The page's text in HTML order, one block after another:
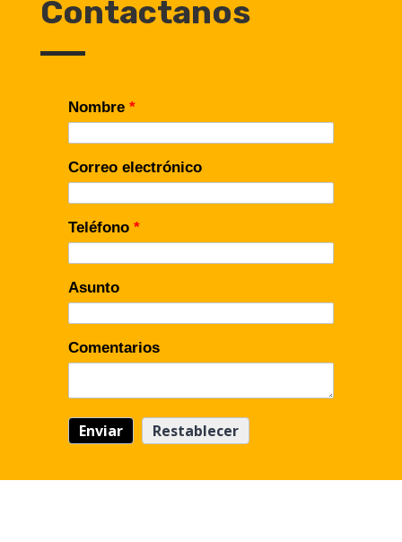
Contactanos
Nombre *
Correo electrónico
Teléfono *
Asunto
Comentarios